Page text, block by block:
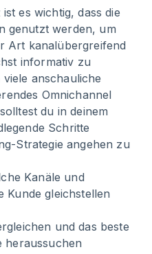
es wichtig, dass die
genutzt werden, um
Art kanalübergreifend
informativ zu
anschauliche
Omnichannel
du in deinem
Schritte
Strategie angehen zu
Kanäle und
Kunde gleichstellen
und das beste
heraussuchen